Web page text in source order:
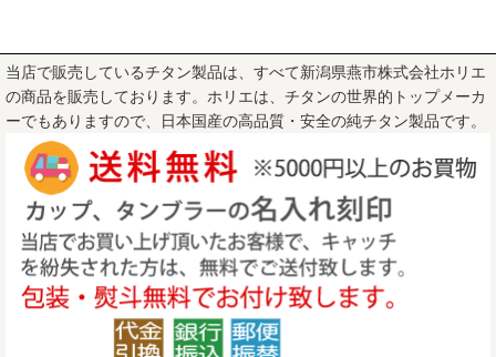
当店で販売しているチタン製品は、すべて新潟県燕市株式会社ホリエ
の商品を販売しております。ホリエは、チタンの世界的トップメーカ
ーでもありますので、日本国産の高品質・安全の純チタン製品です。